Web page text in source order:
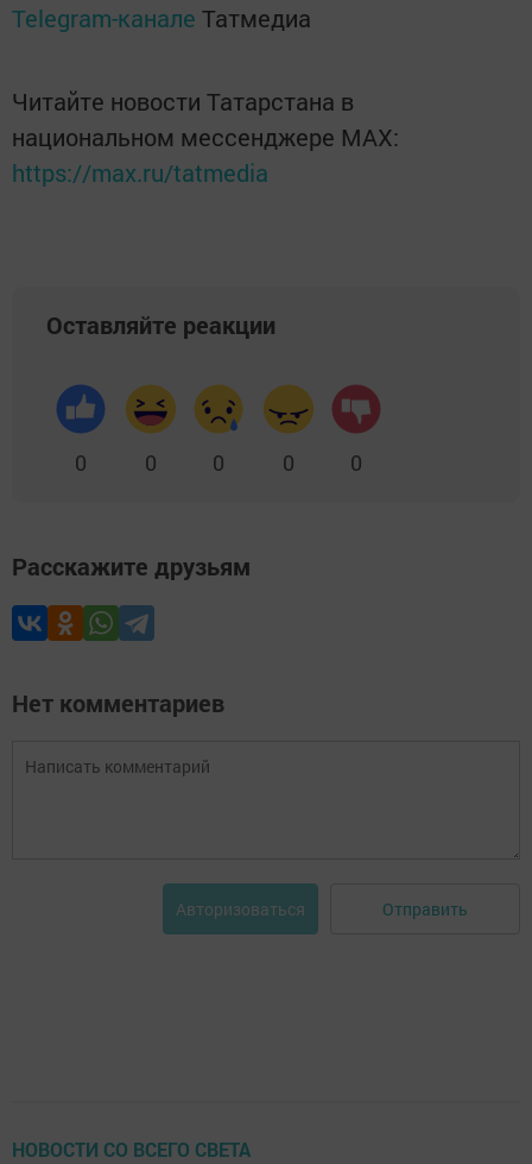
Telegram-канале Татмедиа
Читайте новости Татарстана в
национальном мессенджере MАХ:
https://max.ru/tatmedia
Оставляйте реакции
0 0 0 0 0
Расскажите друзьям
Нет комментариев
Авторизоваться Отправить
НОВОСТИ СО ВСЕГО СВЕТА